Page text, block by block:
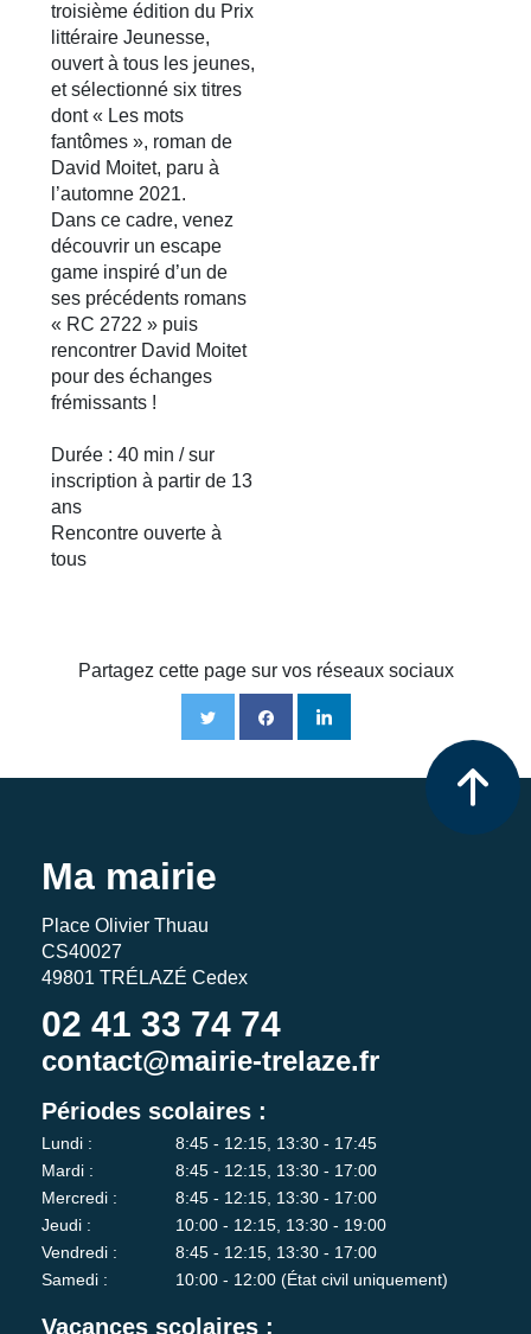
troisième édition du Prix
littéraire Jeunesse,
ouvert à tous les jeunes,
et sélectionné six titres
dont « Les mots
fantômes », roman de
David Moitet, paru à
l’automne 2021.
Dans ce cadre, venez
découvrir un escape
game inspiré d’un de
ses précédents romans
« RC 2722 » puis
rencontrer David Moitet
pour des échanges
frémissants !
Durée : 40 min / sur
inscription à partir de 13
ans
Rencontre ouverte à
tous
Partagez cette page sur vos réseaux sociaux
Ma mairie
Place Olivier Thuau
CS40027
49801 TRÉLAZÉ Cedex
02 41 33 74 74
contact@mairie-trelaze.fr
Périodes scolaires :
Lundi :
8:45 - 12:15, 13:30 - 17:45
Mardi :
8:45 - 12:15, 13:30 - 17:00
Mercredi :
8:45 - 12:15, 13:30 - 17:00
Jeudi :
10:00 - 12:15, 13:30 - 19:00
Vendredi :
8:45 - 12:15, 13:30 - 17:00
Samedi :
10:00 - 12:00 (État civil uniquement)
Vacances scolaires :